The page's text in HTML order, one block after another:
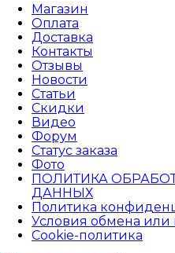
Магазин
Оплата
Доставка
Контакты
Отзывы
Новости
Статьи
Скидки
Видео
Форум
Статус заказа
Фото
ПОЛИТИКА
ДАННЫХ​
Политика
Условия обмена или
Cookie-политика